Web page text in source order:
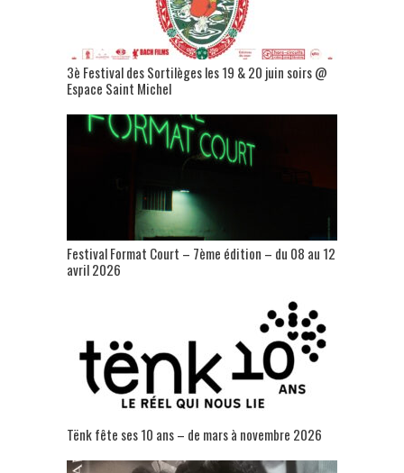
3è Festival des Sortilèges les 19 & 20 juin soirs @
Espace Saint Michel
Festival Format Court – 7ème édition – du 08 au 12
avril 2026
Tënk fête ses 10 ans – de mars à novembre 2026